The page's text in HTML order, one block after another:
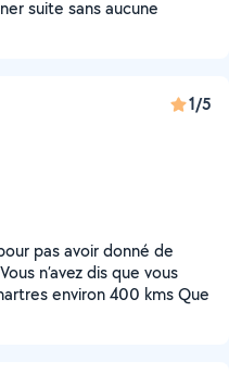
suite sans aucune
1/5
pas avoir donné de
n’avez dis que vous
environ 400 kms Que